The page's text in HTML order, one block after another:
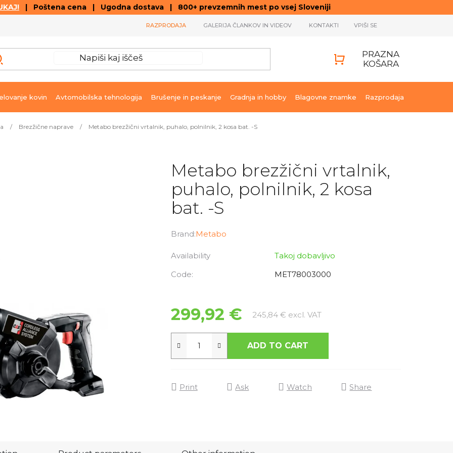
| Poštena cena | Ugodna dostava | 800+ prevzemnih mest po vsej Sloveniji
RAZPRODAJA GALERIJA ČLANKOV IN VIDEOV KONTAKTI VPIŠI SE
CART
PRAZNA
KOŠARA
kovin Avtomobilska tehnologija Brušenje in peskanje Gradnja in hobby Blagovne znamke Razprodaja
/ Brezžične naprave / Metabo brezžični vrtalnik, puhalo, polnilnik, 2 kosa bat. -S
Metabo brezžični vrtalnik,
puhalo, polnilnik, 2 kosa
bat. -S
Brand:Metabo
Availability
Takoj dobavljivo
Code:
MET78003000
299,92 € 245,84 € excl. VATMeasure price:
ADD TO CART
Print Ask Watch Share